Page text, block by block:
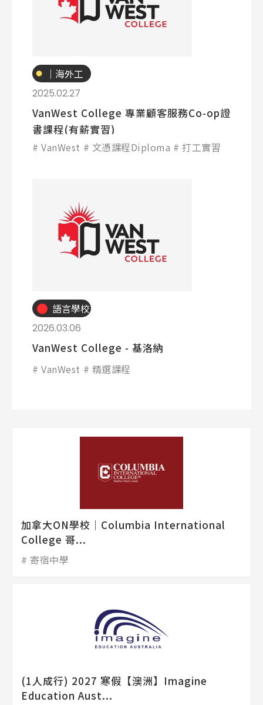
加拿大RO
Pathway
｜海外工
讀
2025.02.27
VanWest College 專業顧客服務Co-op證
書課程(有薪實習)
VanWest 文憑課程Diploma 打工實習
語言學校
2026.03.06
VanWest College - 基洛納
VanWest 精選課程
加拿大ON學校│Columbia International
College 哥...
寄宿中學
(1人成行) 2027 寒假【澳洲】Imagine
Education Aust...